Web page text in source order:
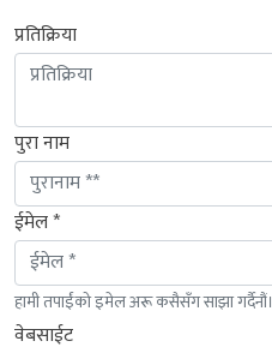
प्रतिक्रिया
पुरा नाम
ईमेल *
हामी तपाईंको इमेल अरू कसैसँग साझा गर्दैनौं।
वेबसाईट